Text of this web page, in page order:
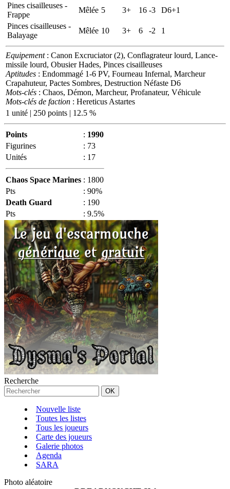
Pines cisailleuses -
Frappe
Mêlée 5 3+ 16 -3
D6+1
Pinces cisailleuses -
Balayage
Mêlée 10 3+ 6 -2 1
Equipement: Canon Excruciator (2), Conflagrateur lourd, Lance-
missile lourd, Obusier Hades, Pinces cisailleuses
Aptitudes : Endommagé 1-6 PV, Fourneau Infernal, Marcheur
Crapahuteur, Pactes Sombres, Destruction Néfaste D6
Mots-clés : Chaos, Démon, Marcheur, Profanateur, Véhicule
Mots-clés de faction : Hereticus Astartes
1 unité | 250 points | 12.5 %
Points : 1990
Figurines
: 73
Unités
: 17
Chaos Space Marines : 1800
Pts
: 90%
Death Guard
: 190
Pts
: 9.5%
Recherche
Nouvelle liste
Toutes les listes
Tous les joueurs
Carte des joueurs
Galerie photos
Agenda
SARA
Photo aléatoire